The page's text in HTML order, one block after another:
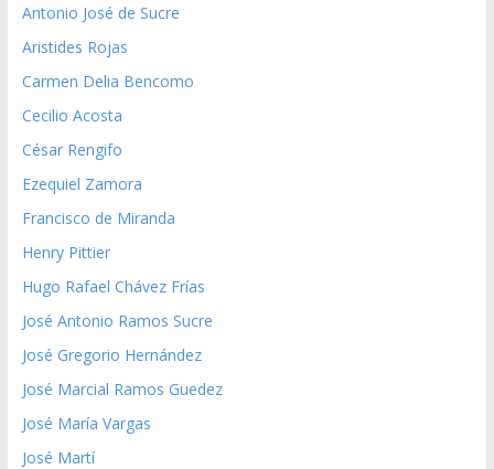
Antonio José de Sucre
Aristides Rojas
Carmen Delia Bencomo
Cecilio Acosta
César Rengifo
Ezequiel Zamora
Francisco de Miranda
Henry Pittier
Hugo Rafael Chávez Frías
José Antonio Ramos Sucre
José Gregorio Hernández
José Marcial Ramos Guedez
José María Vargas
José Martí